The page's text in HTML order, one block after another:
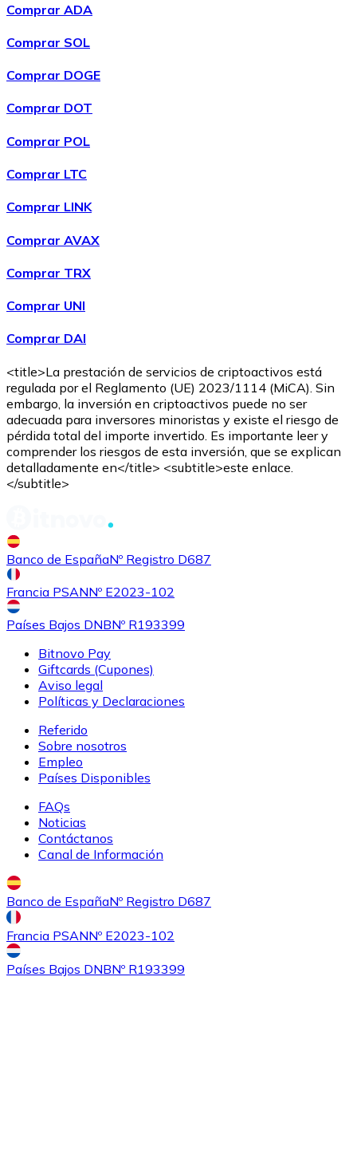
ComprarUniswap
ComprarEthereum Classic
ComprarAlgorandcon transferencia bancaria
ALGO
ComprarTezoscon transferencia bancaria
ComprarSushi
SUSHI
Comprar ADA
Comprar SOL
Comprar DOGE
Comprar DOT
Comprar POL
Comprar LTC
Comprar LINK
Comprar AVAX
Comprar TRX
Comprar UNI
Comprar DAI
<title>La prestación de servicios de criptoactivos está
regulada por el Reglamento (UE) 2023/1114 (MiCA). Sin
embargo, la inversión en criptoactivos puede no ser
adecuada para inversores minoristas y existe el riesgo de
pérdida total del importe invertido. Es importante leer y
comprender los riesgos de esta inversión, que se explican
detalladamente en</title> <subtitle>este enlace.
</subtitle>
Banco de EspañaNº Registro D687
Francia PSANNº E2023-102
Países Bajos DNBNº R193399
Bitnovo Pay
Giftcards (Cupones)
Aviso legal
Políticas y Declaraciones
Referido
Sobre nosotros
Empleo
Países Disponibles
FAQs
Noticias
Contáctanos
Canal de Información
Banco de EspañaNº Registro D687
Francia PSANNº E2023-102
Países Bajos DNBNº R193399